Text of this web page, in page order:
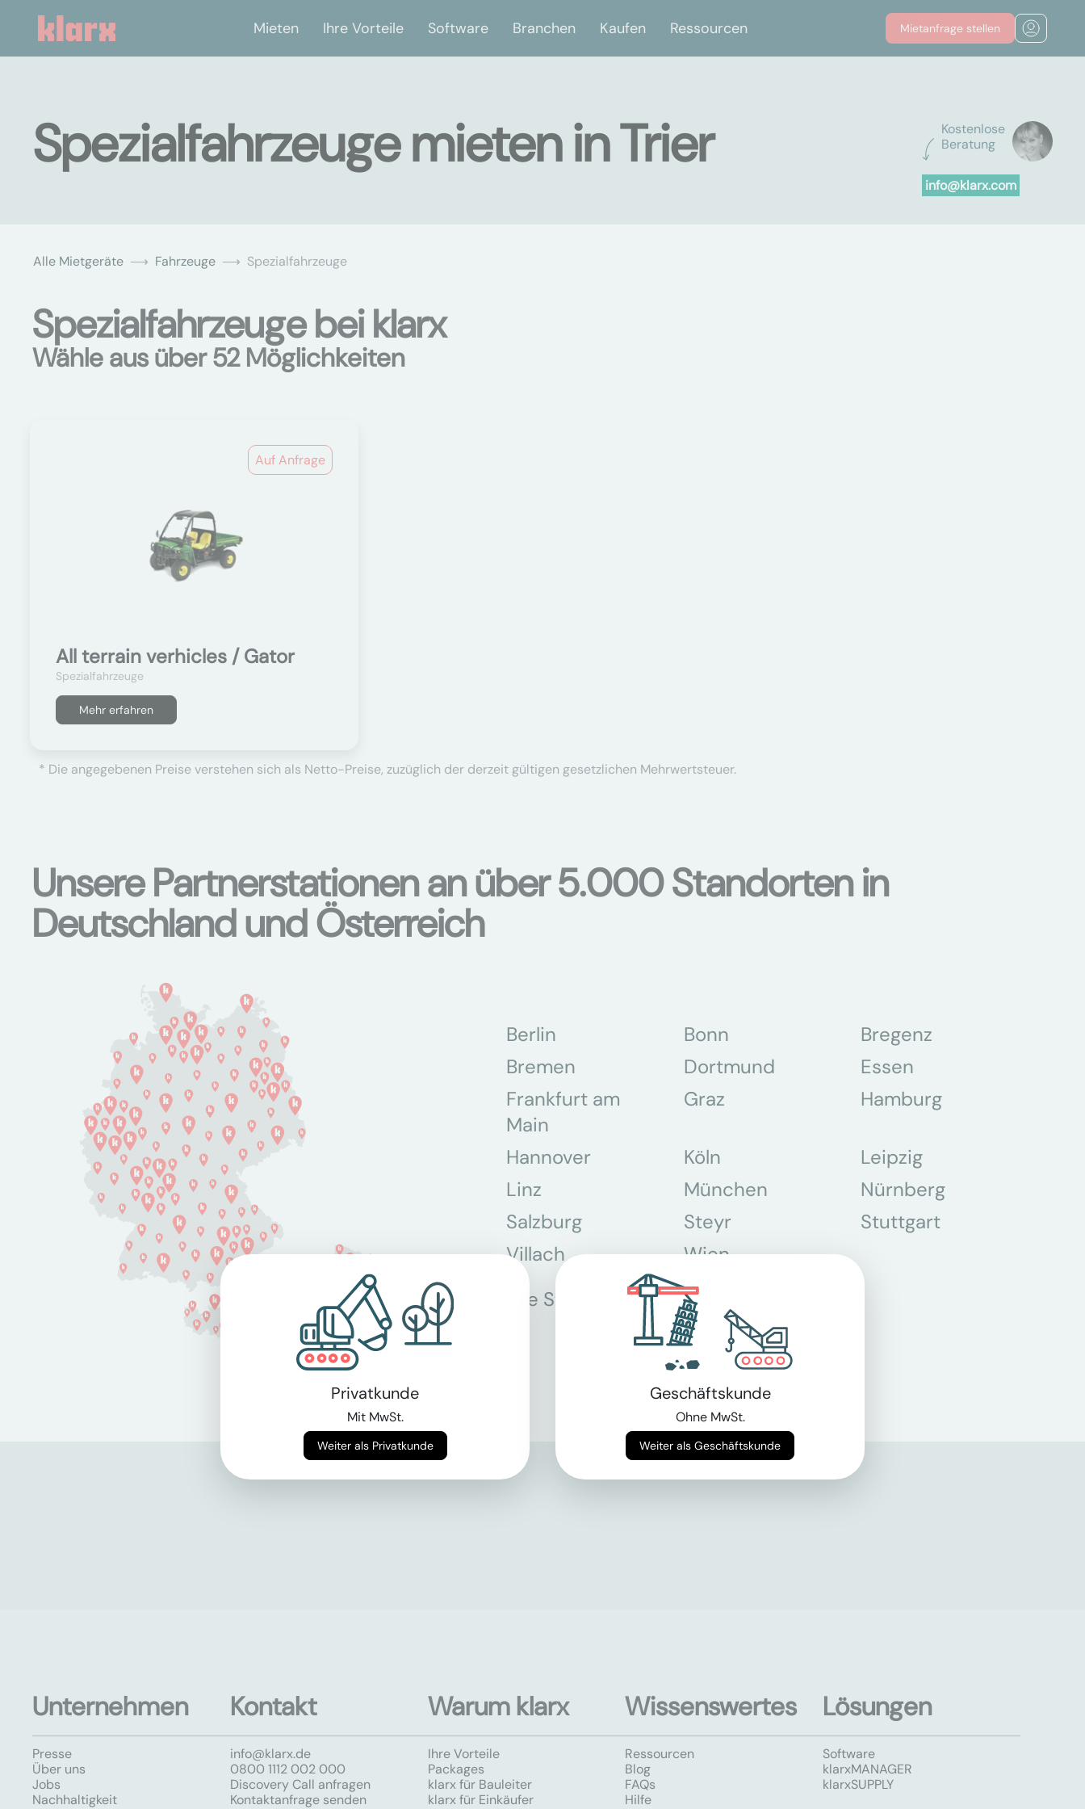
Mieten Ihre Vorteile Software Branchen Kaufen Ressourcen Mietanfrage stellen
Kostenlose
Beratung
info@klarx.com
Spezialfahrzeuge mieten in Trier
Alle Mietgeräte Fahrzeuge Spezialfahrzeuge
Spezialfahrzeuge bei klarx
Wähle aus über 52 Möglichkeiten
Auf Anfrage
All terrain verhicles / Gator
Spezialfahrzeuge
Mehr erfahren
* Die angegebenen Preise verstehen sich als Netto-Preise, zuzüglich der derzeit gültigen gesetzlichen Mehrwertsteuer.
Unsere Partnerstationen an über 5.000 Standorten in
Deutschland und Österreich
Berlin Bonn
Bregenz
Bremen
Dortmund
Essen
Frankfurt am
Main
Graz Hamburg
Hannover Köln
Leipzig
Linz
München
Nürnberg
Salzburg
Steyr
Stuttgart
Villach
Wien
Alle Standorte
Unternehmen
Presse
Über uns
Jobs
Nachhaltigkeit
Kontakt
info@klarx.de
0800 1112 002 000
Discovery Call anfragen
Kontaktanfrage senden
Warum klarx
Ihre Vorteile
Packages
klarx für Bauleiter
klarx für Einkäufer
Wissenswertes
Ressourcen
Blog
FAQs
Hilfe
Lösungen
Software
klarxMANAGER
klarxSUPPLY
Privatkunde
Mit MwSt.
Weiter als Privatkunde
Geschäftskunde
Ohne MwSt.
Weiter als Geschäftskunde